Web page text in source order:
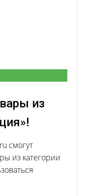
из
смогут
из категории